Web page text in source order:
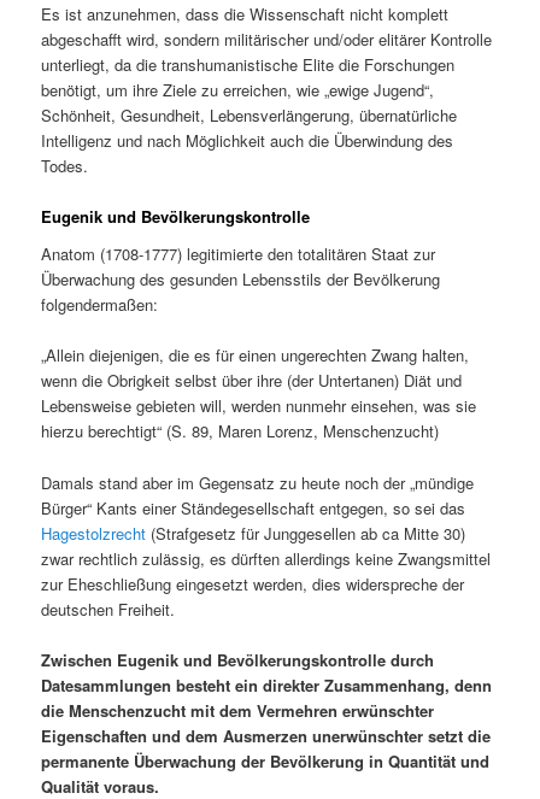
Es ist anzunehmen, dass die Wissenschaft nicht komplett
abgeschafft wird, sondern militärischer und/oder elitärer Kontrolle
unterliegt, da die transhumanistische Elite die Forschungen
benötigt, um ihre Ziele zu erreichen, wie „ewige Jugend“,
Schönheit, Gesundheit, Lebensverlängerung, übernatürliche
Intelligenz und nach Möglichkeit auch die Überwindung des
Todes.
Eugenik und Bevölkerungskontrolle
Anatom (1708-1777) legitimierte den totalitären Staat zur
Überwachung des gesunden Lebensstils der Bevölkerung
folgendermaßen:
„Allein diejenigen, die es für einen ungerechten Zwang halten,
wenn die Obrigkeit selbst über ihre (der Untertanen) Diät und
Lebensweise gebieten will, werden nunmehr einsehen, was sie
hierzu berechtigt“ (S. 89, Maren Lorenz, Menschenzucht)
Damals stand aber im Gegensatz zu heute noch der „mündige
Bürger“ Kants einer Ständegesellschaft entgegen, so sei das
Hagestolzrecht (Strafgesetz für Junggesellen ab ca Mitte 30)
zwar rechtlich zulässig, es dürften allerdings keine Zwangsmittel
zur Eheschließung eingesetzt werden, dies widerspreche der
deutschen Freiheit.
Zwischen Eugenik und Bevölkerungskontrolle durch
Datesammlungen besteht ein direkter Zusammenhang, denn
die Menschenzucht mit dem Vermehren erwünschter
Eigenschaften und dem Ausmerzen unerwünschter setzt die
permanente Überwachung der Bevölkerung in Quantität und
Qualität voraus.